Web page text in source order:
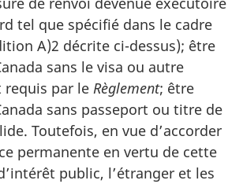
tel que spécifié dans le cadre
A)2 décrite ci-dessus); être
sans le visa ou autre
requis par le Règlement; être
sans passeport ou titre de
Toutefois, en vue d’accorder
permanente en vertu de cette
public, l’étranger et les